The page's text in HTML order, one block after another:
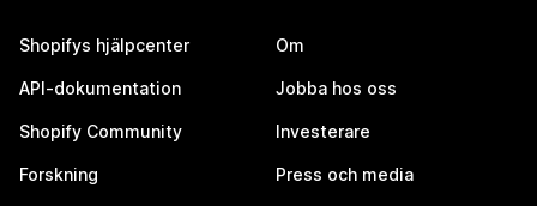
Shopifys hjälpcenter
API-dokumentation
Shopify Community
Forskning
Om
Jobba hos oss
Investerare
Press och media